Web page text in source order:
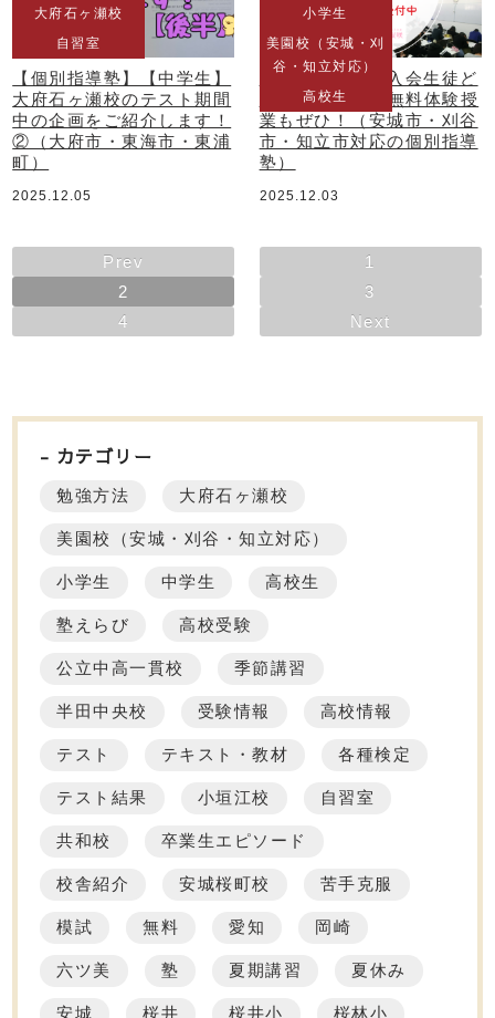
大府石ヶ瀬校
自習室
【個別指導塾】【中学生】
大府石ヶ瀬校のテスト期間
中の企画をご紹介します！
②（大府市・東海市・東浦
町）
2025.12.05
小学生
美園校（安城・刈
谷・知立対応）
高校生
【美園校】新規入会生徒ど
んどん入会中
無料体験授
業もぜひ！（安城市・刈谷
市・知立市対応の個別指導
塾）
2025.12.03
Prev
1
2
3
4
Next
カテゴリー
勉強方法 大府石ヶ瀬校
美園校（安城・刈谷・知立対応）
小学生 中学生 高校生
塾えらび 高校受験
公立中高一貫校 季節講習
半田中央校 受験情報 高校情報
テスト テキスト・教材 各種検定
テスト結果 小垣江校 自習室
共和校 卒業生エピソード
校舎紹介 安城桜町校 苦手克服
模試 無料 愛知 岡崎
六ツ美 塾 夏期講習 夏休み
安城 桜井 桜井小 桜林小